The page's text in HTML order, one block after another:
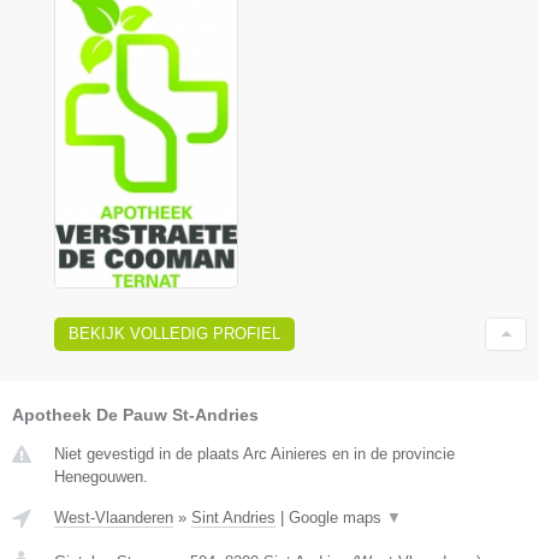
BEKIJK VOLLEDIG PROFIEL
Apotheek De Pauw St-Andries
Niet gevestigd in de plaats Arc Ainieres en in de provincie
Henegouwen.
West-Vlaanderen » Sint Andries Google maps ▼